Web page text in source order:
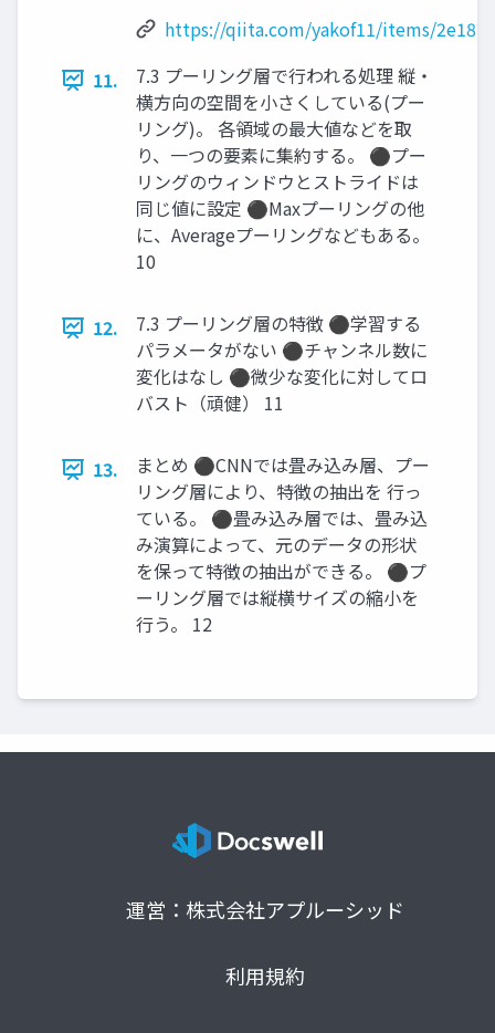
https://qiita.com/yakof11/items/
11.
7.3 プーリング層で行われる処理 縦・
横方向の空間を小さくしている(プー
リング)。 各領域の最大値などを取
り、一つの要素に集約する。 ⚫プー
リングのウィンドウとストライドは
同じ値に設定 ⚫Maxプーリングの他
に、Averageプーリングなどもある。
10
12.
7.3 プーリング層の特徴 ⚫学習する
パラメータがない ⚫チャンネル数に
変化はなし ⚫微少な変化に対してロ
バスト（頑健） 11
13.
まとめ ⚫CNNでは畳み込み層、プー
リング層により、特徴の抽出を 行っ
ている。 ⚫畳み込み層では、畳み込
み演算によって、元のデータの形状
を保って特徴の抽出ができる。 ⚫プ
ーリング層では縦横サイズの縮小を
行う。 12
運営：株式会社アプルーシッド
利用規約